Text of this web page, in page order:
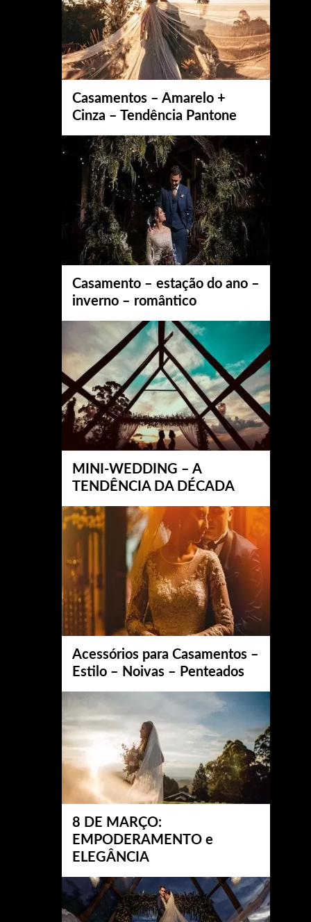
Casamentos – Amarelo +
Cinza – Tendência Pantone
Casamento – estação do ano –
inverno – romântico
MINI-WEDDING – A
TENDÊNCIA DA DÉCADA
Acessórios para Casamentos –
Estilo – Noivas – Penteados
8 DE MARÇO:
EMPODERAMENTO e
ELEGÂNCIA